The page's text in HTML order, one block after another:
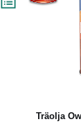
Träolja